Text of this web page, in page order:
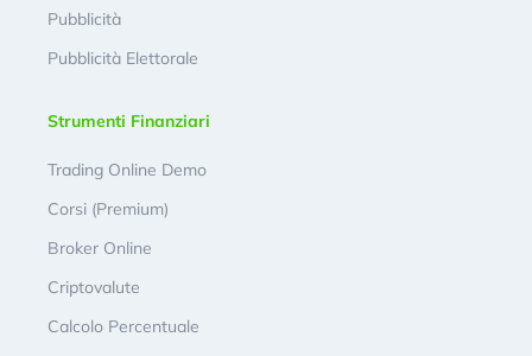
Pubblicità
Pubblicità Elettorale
Strumenti Finanziari
Trading Online Demo
Corsi (Premium)
Broker Online
Criptovalute
Calcolo Percentuale